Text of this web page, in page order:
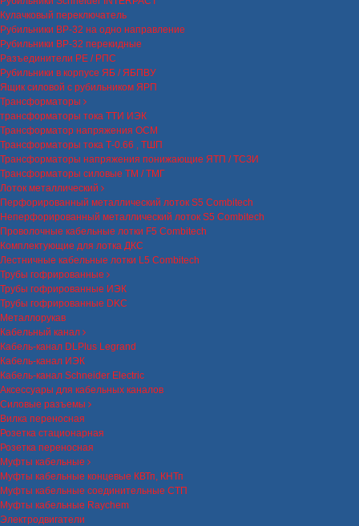
Кулачковый переключатель
Рубильники ВР-32 на одно направление
Рубильники ВР-32 перекидные
Разъединители РЕ / РПС
Рубильники в корпусе ЯБ / ЯБПВУ
Ящик силовой с рубильником ЯРП
Трансформаторы
трансформаторы тока ТТИ ИЭК
Трансформатор напряжения ОСМ
Трансформаторы тока Т-0.66 , ТШП
Трансформаторы напряжения понижающие ЯТП / ТСЗИ
Трансформаторы силовые ТМ / ТМГ
Лоток металлический
Перфорированный металлический лоток S5 Combitech
Неперфорированный металлический лоток S5 Combitech
Проволочные кабельные лотки F5 Combitech
Комплектующие для лотка ДКС
Лестничные кабельные лотки L5 Combitech
Трубы гофрированные
Трубы гофрированные ИЭК
Трубы гофрированные DKC
Металлорукав
Кабельный канал
Кабель-канал DLPlus Legrand
Кабель-канал ИЭК
Кабель-канал Schneider Electric
Аксессуары для кабельных каналов
Силовые разъемы
Вилка переносная
Розетка стационарная
Розетка переносная
Муфты кабельные
Муфты кабельные концевые КВТп, КНТп
Муфты кабельные соединительные СТП
Муфты кабельные Raychem
Электродвигатели